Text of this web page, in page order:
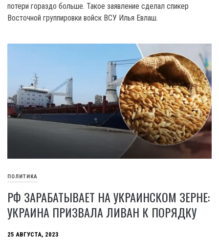
потери гораздо больше. Такое заявление сделал спикер
Восточной группировки войск ВСУ Илья Евлаш.
ПОЛИТИКА
РФ ЗАРАБАТЫВАЕТ НА УКРАИНСКОМ ЗЕРНЕ:
УКРАИНА ПРИЗВАЛА ЛИВАН К ПОРЯДКУ
25 АВГУСТА, 2023